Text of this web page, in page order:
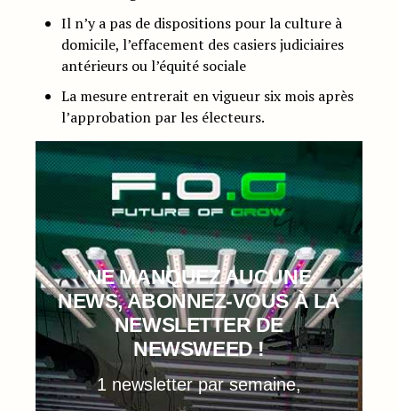
Il n’y a pas de dispositions pour la culture à
domicile, l’effacement des casiers judiciaires
antérieurs ou l’équité sociale
La mesure entrerait en vigueur six mois après
l’approbation par les électeurs.
NE MANQUEZ AUCUNE
NEWS, ABONNEZ-VOUS À LA
NEWSLETTER DE
NEWSWEED !
1 newsletter par semaine,